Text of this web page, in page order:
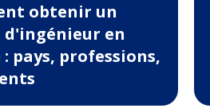
obtenir un
d'ingénieur en
: pays, professions,